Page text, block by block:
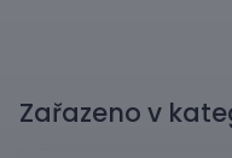
Zařazeno v